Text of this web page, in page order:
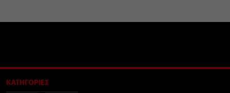
ΚΑΤΗΓΟΡΙΕΣ